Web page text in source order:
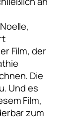
Film, der
Die
Und es
Film,
zum